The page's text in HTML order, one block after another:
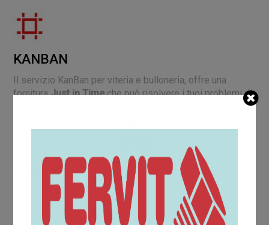
KANBAN
Il servizio KanBan per viteria e bulloneria, offre una
fornituraJust in Timeche può risolvere i tuoi problemi di
Qualità
La prova del raggiungimento di una qualità crescente
viene da riconoscimenti e certificazioni come la UNI EN
ISO 9001:2015.